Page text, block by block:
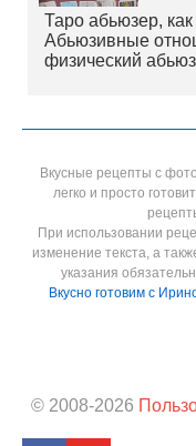
Таро абьюзер,
Абьюзивные
физический абьюз
Вкусные рецепты с
легко и просто
При использовании
изменение текста, а
указания
Вкусно готовим с
© 2008-2026